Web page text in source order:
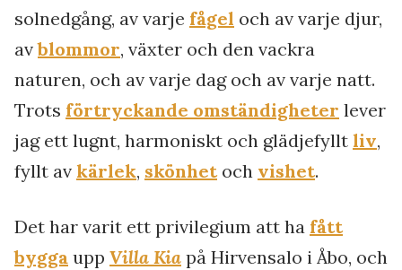
solnedgång, av varje fågel och av varje djur,
avblommor, växter och den vackra
naturen, och av varje dag och av varje natt.
Trots förtryckande omständigheter lever
jag ett lugnt, harmoniskt och glädjefyllt liv,
fyllt av kärlek, skönhetoch vishet.
Det har varit ett privilegium att ha fått
bygga upp Villa Kia på Hirvensalo i Åbo, och